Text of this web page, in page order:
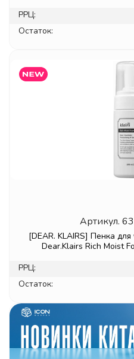
РРЦ:
Остаток:
Артикул.
[DEAR. KLAIRS] Пенка
Dear.Klairs Rich Moist
РРЦ:
Остаток: